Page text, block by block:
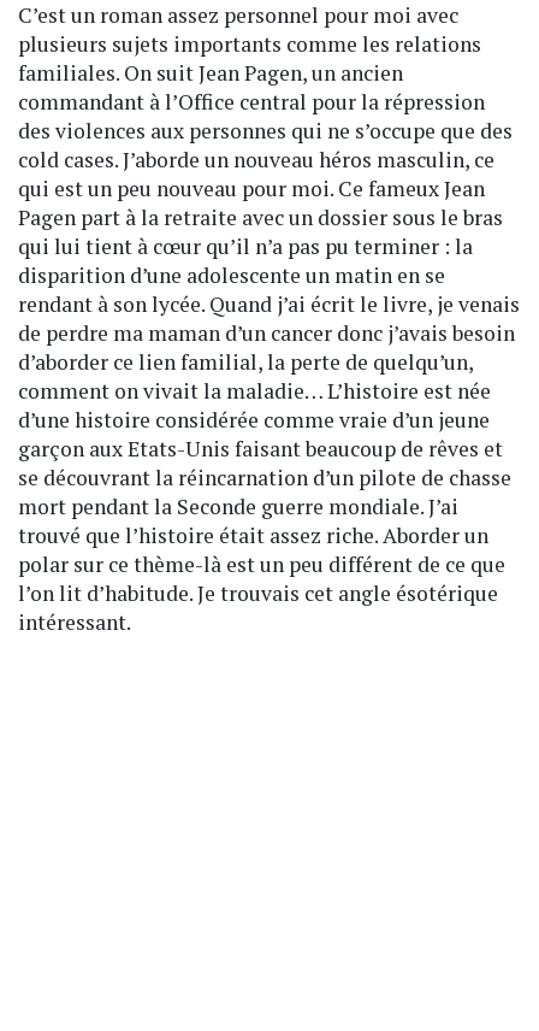
C’est un roman assez personnel pour moi avec
plusieurs sujets importants comme les relations
familiales. On suit Jean Pagen, un ancien
commandant à l’Office central pour la répression
des violences aux personnes qui ne s’occupe que des
cold cases. J’aborde un nouveau héros masculin, ce
qui est un peu nouveau pour moi. Ce fameux Jean
Pagen part à la retraite avec un dossier sous le bras
qui lui tient à cœur qu’il n’a pas pu terminer : la
disparition d’une adolescente un matin en se
rendant à son lycée. Quand j’ai écrit le livre, je venais
de perdre ma maman d’un cancer donc j’avais besoin
d’aborder ce lien familial, la perte de quelqu’un,
comment on vivait la maladie… L’histoire est née
d’une histoire considérée comme vraie d’un jeune
garçon aux Etats-Unis faisant beaucoup de rêves et
se découvrant la réincarnation d’un pilote de chasse
mort pendant la Seconde guerre mondiale. J’ai
trouvé que l’histoire était assez riche. Aborder un
polar sur ce thème-là est un peu différent de ce que
l’on lit d’habitude. Je trouvais cet angle ésotérique
intéressant.